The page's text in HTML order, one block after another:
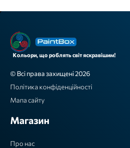
Кольори, що роблять світ яскравішим!
© Всі права захищені 2026
Політика конфіденційності
Мапа сайту
Магазин
Про нас